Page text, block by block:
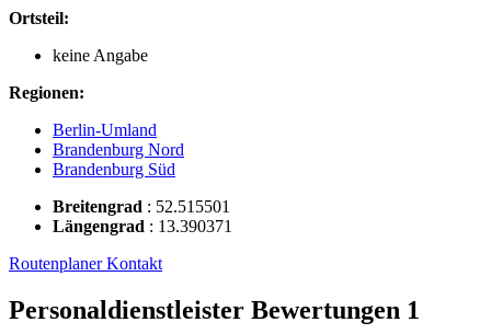
Ortsteil:
keine Angabe
Regionen:
Berlin-Umland
Brandenburg Nord
Brandenburg Süd
Breitengrad : 52.515501
Längengrad : 13.390371
RoutenplanerKontakt
Personaldienstleister Bewertungen 1